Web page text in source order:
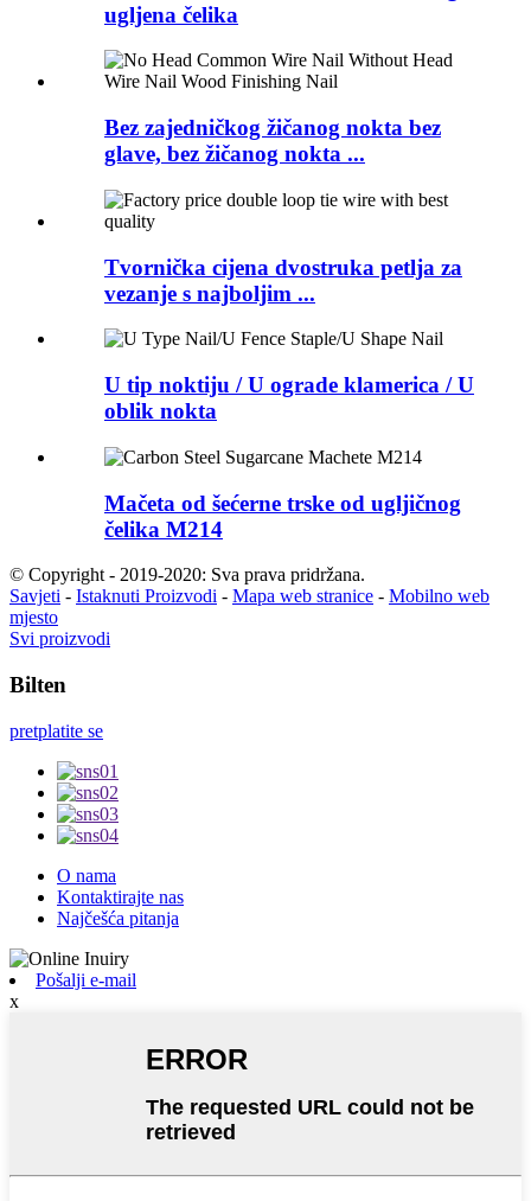
ugljena čelika
Bez zajedničkog žičanog nokta bez
glave, bez žičanog nokta ...
Tvornička cijena dvostruka petlja za
vezanje s najboljim ...
U tip noktiju / U ograde klamerica / U
oblik nokta
Mačeta od šećerne trske od ugljičnog
čelika M214
© Copyright - 2019-2020: Sva prava pridržana.
Savjeti - Istaknuti Proizvodi - Mapa web stranice - Mobilno web
mjesto
Svi proizvodi
Bilten
pretplatite se
O nama
Kontaktirajte nas
Najčešća pitanja
Pošalji e-mail
x